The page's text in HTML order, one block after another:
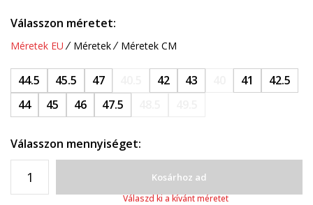
Válasszon méretet:
Méretek EU Méretek Méretek CM
44.5 45.5 47 42 43 41
42.5
44
45 46 47.5
Válasszon mennyiséget:
Kosárhoz ad
Válaszd ki a kívánt méretet